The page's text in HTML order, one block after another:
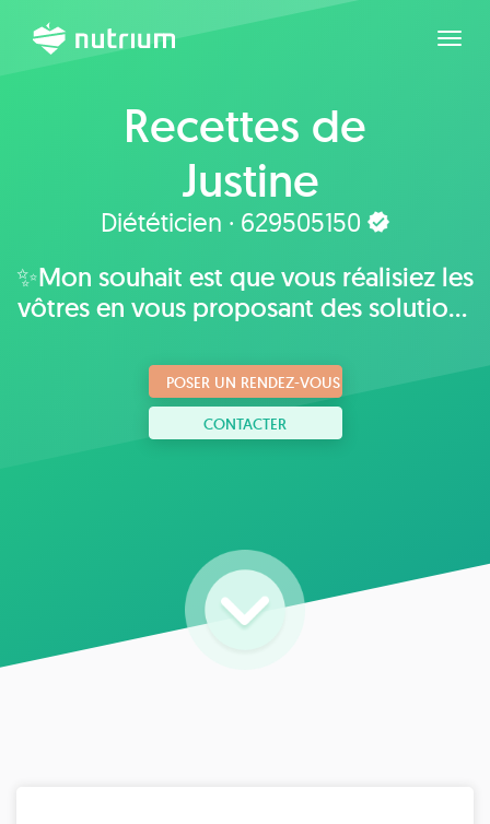
Recettes de
Justine
Diététicien · 629505150
✨Mon souhait est que vous réalisiez les
vôtres en vous proposant des solutions
habitudes et mode de vie.
POSER UN RENDEZ-VOUS
CONTACTER